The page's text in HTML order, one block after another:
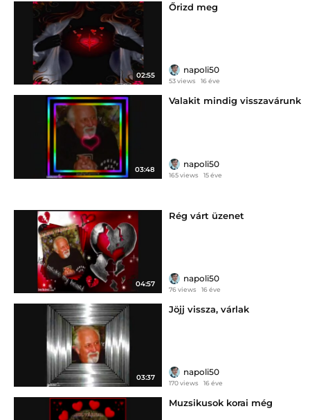
02:55
Őrizd meg
napoli50
53 views 16 éve
03:48
Valakit mindig visszavárunk
napoli50
165 views 15 éve
04:57
Rég várt üzenet
napoli50
76 views 16 éve
03:37
Jöjj vissza, várlak
napoli50
170 views 16 éve
Muzsikusok korai még